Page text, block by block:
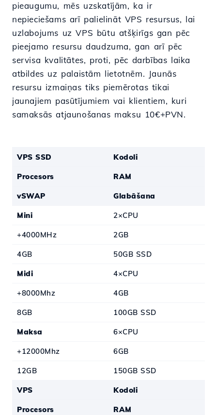
pieaugumu, mēs uzskatījām, ka ir
nepieciešams arī palielināt VPS resursus, lai
uzlabojums uz VPS būtu atšķirīgs gan pēc
pieejamo resursu daudzuma, gan arī pēc
servisa kvalitātes, proti, pēc darbības laika
atbildes uz palaistām lietotnēm. Jaunās
resursu izmaiņas tiks piemērotas tikai
jaunajiem pasūtījumiem vai klientiem, kuri
samaksās atjaunošanas maksu 10€+PVN.
VPS SSD Kodoli
Procesors RAM
vSWAP Glabāšana
Mini 2×CPU
+4000MHz 2GB
4GB 50GB SSD
Midi 4×CPU
+8000Mhz 4GB
8GB 100GB SSD
Maksa 6×CPU
+12000Mhz 6GB
12GB 150GB SSD
VPS Kodoli
Procesors RAM